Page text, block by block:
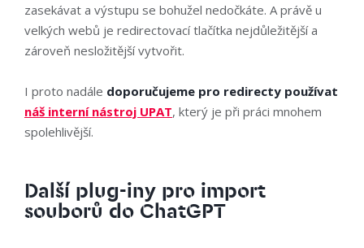
zasekávat a výstupu se bohužel nedočkáte. A právě u
velkých webů je redirectovací tlačítka nejdůležitější a
zároveň nesložitější vytvořit.
I proto nadále doporučujeme pro redirecty používat
náš interní nástroj UPAT, který je při práci mnohem
spolehlivější.
Další plug-iny pro import
souborů do ChatGPT